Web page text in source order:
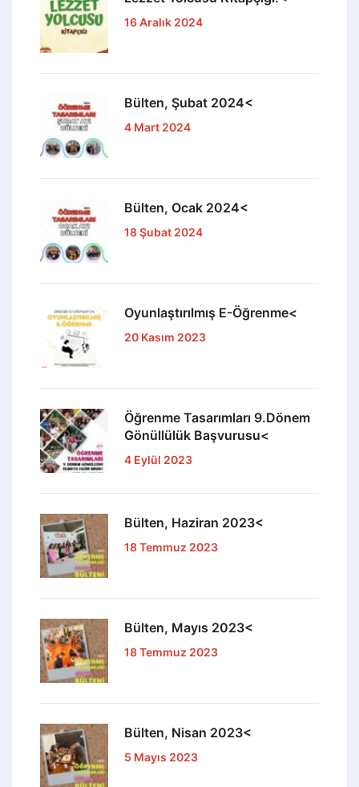
16 Aralık 2024
Bülten, Şubat 2024<
4 Mart 2024
Bülten, Ocak 2024<
18 Şubat 2024
Oyunlaştırılmış E-Öğrenme<
20 Kasım 2023
Öğrenme Tasarımları 9.Dönem
Gönüllülük Başvurusu<
4 Eylül 2023
Bülten, Haziran 2023<
18 Temmuz 2023
Bülten, Mayıs 2023<
18 Temmuz 2023
Bülten, Nisan 2023<
5 Mayıs 2023